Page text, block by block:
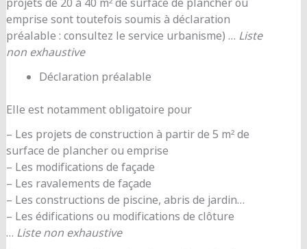
emprise sont toutefois soumis à déclaration
préalable : consultez le service urbanisme) … Liste
non exhaustive
Déclaration préalable
Elle est notamment obligatoire pour
– Les projets de construction à partir de 5 m² de
surface de plancher ou emprise
– Les modifications de façade
– Les ravalements de façade
– Les constructions de piscine, abris de jardin…
– Les édifications ou modifications de clôture
… Liste non exhaustive